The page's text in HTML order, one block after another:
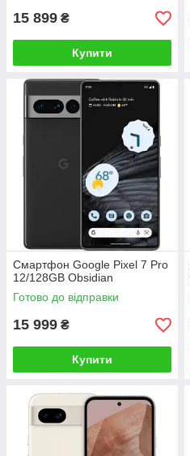
15 899 ₴
Купити
Смартфон Google Pixel 7 Pro
12/128GB Obsidian
Готово до відправки
15 999 ₴
Купити